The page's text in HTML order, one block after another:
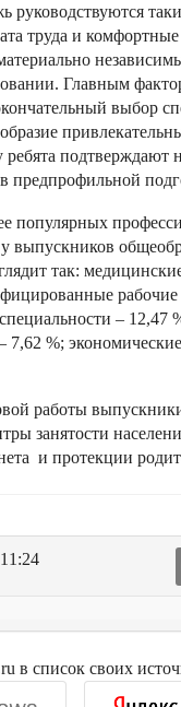
руководствуются
труда и комфортные
Главным
выбор
подтверждают
предпрофильной
популярных
выпускников
так:
рабочие
– 12,47
7,62 %;
работы
занятости
и протекции
11:24
в список своих